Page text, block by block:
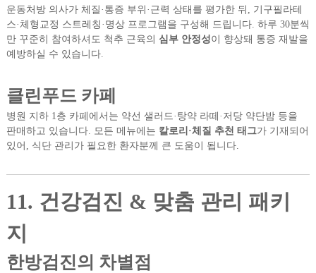
운동처방 의사가 체질·통증 부위·근력 상태를 평가한 뒤, 기구필라테
스·체형교정 스트레칭·명상 프로그램을 구성해 드립니다. 하루 30분씩
만 꾸준히 참여하셔도 척추 근육의 심부 안정성이 향상돼 통증 재발을
예방하실 수 있습니다.
클린푸드 카페
병원 지하 1층 카페에서는 약선 샐러드·탕약 라떼·저당 약단밤 등을
판매하고 있습니다. 모든 메뉴에는 칼로리·체질 추천 태그가 기재되어
있어, 식단 관리가 필요한 환자분께 큰 도움이 됩니다.
11. 건강검진 & 맞춤 관리 패키
지
한방검진의 차별점